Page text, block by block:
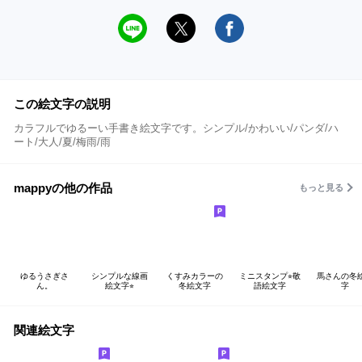
この絵文字の説明
カラフルでゆるーい手書き絵文字です。シンプル/かわいい/パンダ/ハ
ート/大人/夏/梅雨/雨
mappyの他の作品 もっと見る
ゆるうさぎさ
ん。
シンプルな線画
絵文字⭐︎
くすみカラーの
冬絵文字
ミニスタンプ⭐︎敬
語絵文字
馬さんの冬
字
関連絵文字